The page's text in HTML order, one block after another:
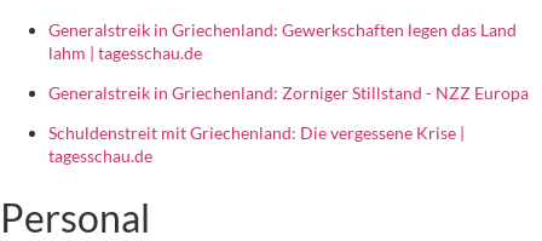
Generalstreik in Griechenland: Gewerkschaften legen das Land
lahm | tagesschau.de
Generalstreik in Griechenland: Zorniger Stillstand - NZZ Europa
Schuldenstreit mit Griechenland: Die vergessene Krise |
tagesschau.de
Personal